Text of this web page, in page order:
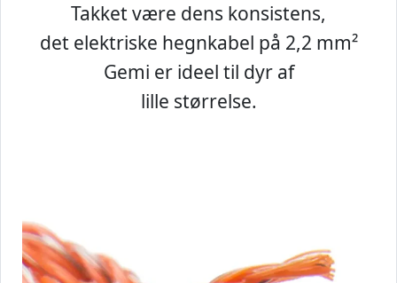
Takket være dens konsistens,
det elektriske hegnkabel på 2,2 mm²
Gemi er ideel til dyr af
lille størrelse.